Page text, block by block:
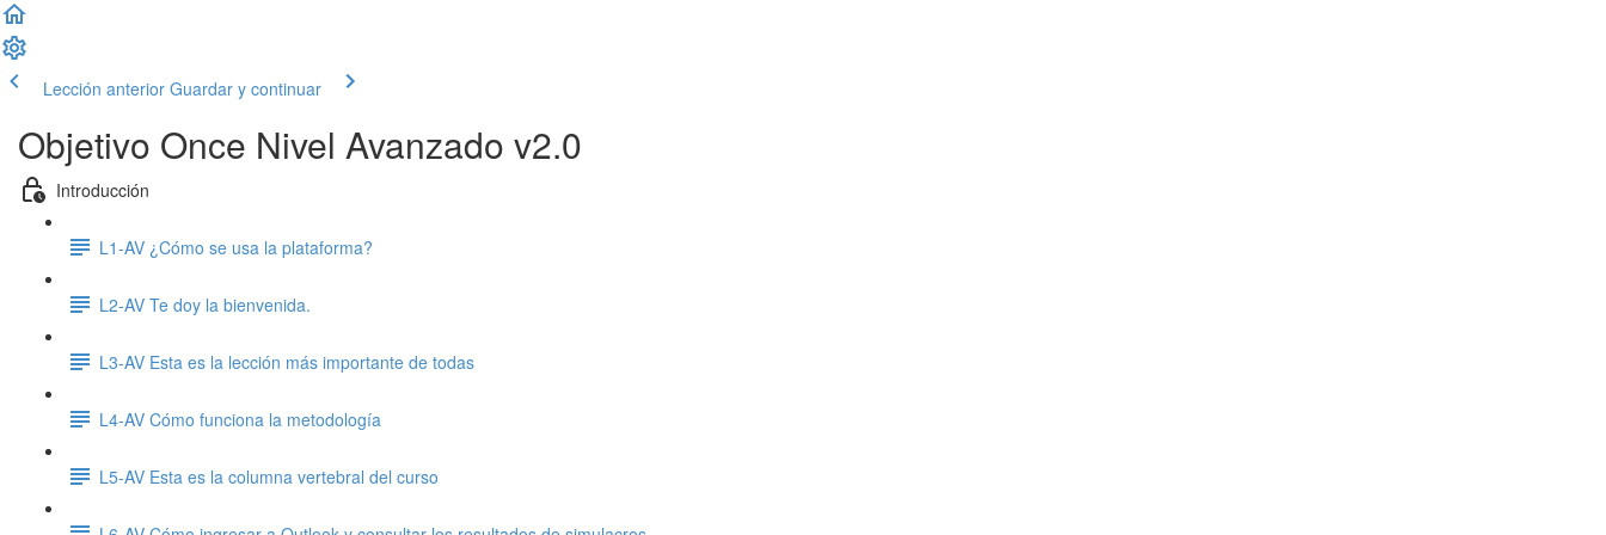
Lección anterior Guardar y continuar
Objetivo Once Nivel Avanzado v2.0
Introducción
L1-AV ¿Cómo se usa la plataforma?
L2-AV Te doy la bienvenida.
L3-AV Esta es la lección más importante de todas
L4-AV Cómo funciona la metodología
L5-AV Esta es la columna vertebral del curso